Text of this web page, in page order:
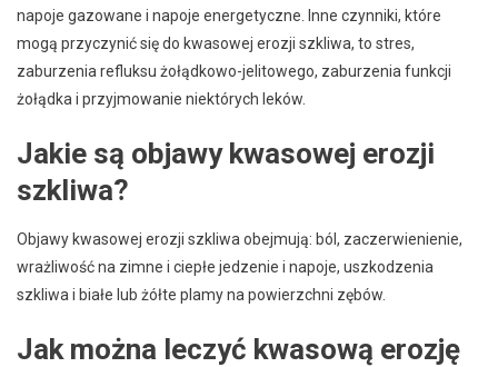
napoje gazowane i napoje energetyczne. Inne czynniki, które
mogą przyczynić się do kwasowej erozji szkliwa, to stres,
zaburzenia refluksu żołądkowo-jelitowego, zaburzenia funkcji
żołądka i przyjmowanie niektórych leków.
Jakie są objawy kwasowej erozji
szkliwa?
Objawy kwasowej erozji szkliwa obejmują: ból, zaczerwienienie,
wrażliwość na zimne i ciepłe jedzenie i napoje, uszkodzenia
szkliwa i białe lub żółte plamy na powierzchni zębów.
Jak można leczyć kwasową erozję